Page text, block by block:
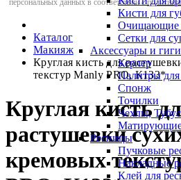
Кисти для
Очищающие
Сетки для
Аксессуары и
Керлер
Палитры
Спонж
Точилки
Чехлы,
Матирующие
Ресницы
Пучковые
Накладные
Клей для
персональных данных в соответствии с
Каталог
Макияж
Круглая кисть для
текстур Manly PRO, К133*
Круглая кисть
растушевки
кремовых